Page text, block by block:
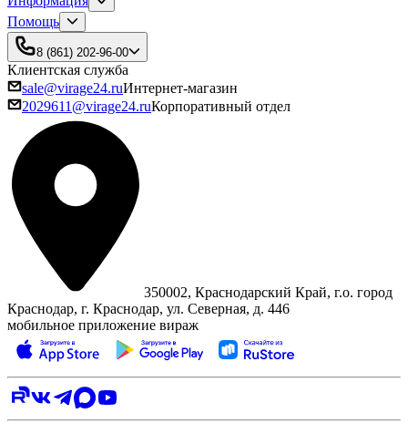
Помощь
8 (861) 202-96-00
Клиентская служба
sale@virage24.ruИнтернет-магазин
2029611@virage24.ruКорпоративный отдел
350002, Краснодарский Край, г.о. город
Краснодар, г. Краснодар, ул. Северная, д. 446
мобильное приложение вираж